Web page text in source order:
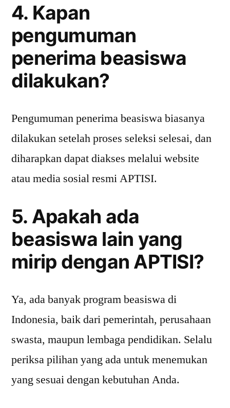
4. Kapan
pengumuman
penerima beasiswa
dilakukan?
Pengumuman penerima beasiswa biasanya
dilakukan setelah proses seleksi selesai, dan
diharapkan dapat diakses melalui website
atau media sosial resmi APTISI.
5. Apakah ada
beasiswa lain yang
mirip dengan APTISI?
Ya, ada banyak program beasiswa di
Indonesia, baik dari pemerintah, perusahaan
swasta, maupun lembaga pendidikan. Selalu
periksa pilihan yang ada untuk menemukan
yang sesuai dengan kebutuhan Anda.